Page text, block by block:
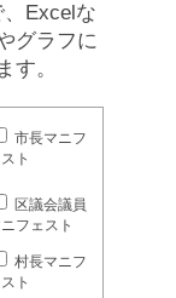
Excelな
グラフに
す。
市長マニフ
ト
区議会議員
フェスト
村長マニフ
ト